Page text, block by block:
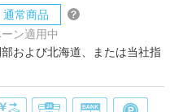
通常商品
ン適用中
および北海道、または当社指